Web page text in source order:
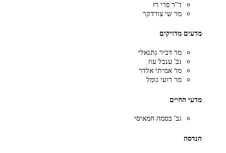
ד"ר פרי רז
מר שי צורדקר
מדעים מדויקים
מר דביר נתנאלי
גב' ענבל עוז
מר אמיתי אלדר
מר רועי גומל
מדעי החיים
גב' בסמה חמאיסי
הנדסה